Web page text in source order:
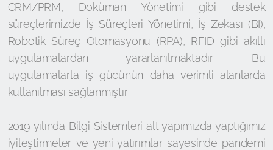
CRM/PRM, Doküman Yönetimi gibi destek
süreçlerimizde İş Süreçleri Yönetimi, İş Zekası (BI),
Robotik Süreç Otomasyonu (RPA), RFID gibi akıllı
uygulamalardan yararlanılmaktadır. Bu
uygulamalarla iş gücünün daha verimli alanlarda
kullanılması sağlanmıştır.
2019 yılında Bilgi Sistemleri alt yapımızda yaptığımız
iyileştirmeler ve yeni yatırımlar sayesinde pandemi